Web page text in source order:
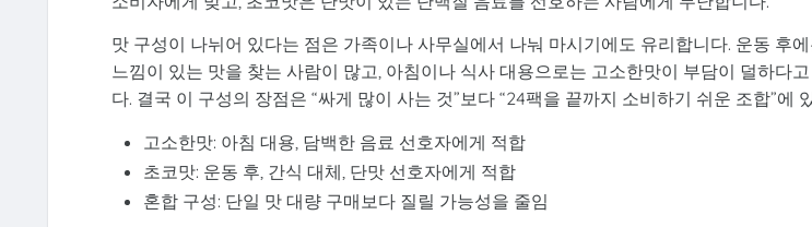
맛 구성이 나뉘어 있다는 점은 가족이나 사무실에서 나눠 마시기에도 유리합니다. 운동 후
느낌이 있는 맛을 찾는 사람이 많고, 아침이나 식사 대용으로는 고소한맛이 부담이 덜하다
다. 결국 이 구성의 장점은 “싸게 많이 사는 것”보다 “24팩을 끝까지 소비하기 쉬운 조합”에
고소한맛: 아침 대용, 담백한 음료 선호자에게 적합
초코맛: 운동 후, 간식 대체, 단맛 선호자에게 적합
혼합 구성: 단일 맛 대량 구매보다 질릴 가능성을 줄임